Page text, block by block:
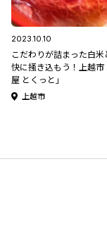
2023.10.10
こだわりが詰まった白
快に掻き込もう！上越市
屋 とくっと」
上越市